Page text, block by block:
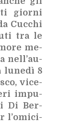
gior­ni
Cuc­chi
tra le
me­
nel­l’au­
lu­ne­dì 8
vi­ce­
im­pu­
Di Ber­
l’o­mi­ci­